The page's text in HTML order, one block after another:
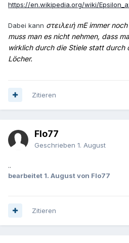
zusammengesucht und das
https://www.youtube.com/
Nunja, ich will gar nicht
wieviel mehr kinetische Energie ein
https://en.wikipedia.org/wiki/
Dabei kann στειλειή mE immer
muss man es nicht nehmen, dass
wirklich durch die Stiele statt durch
Löcher.
Zitieren
Flo77
Geschrieben 1. August
..
bearbeitet 1. Augustvon Flo77
Zitieren